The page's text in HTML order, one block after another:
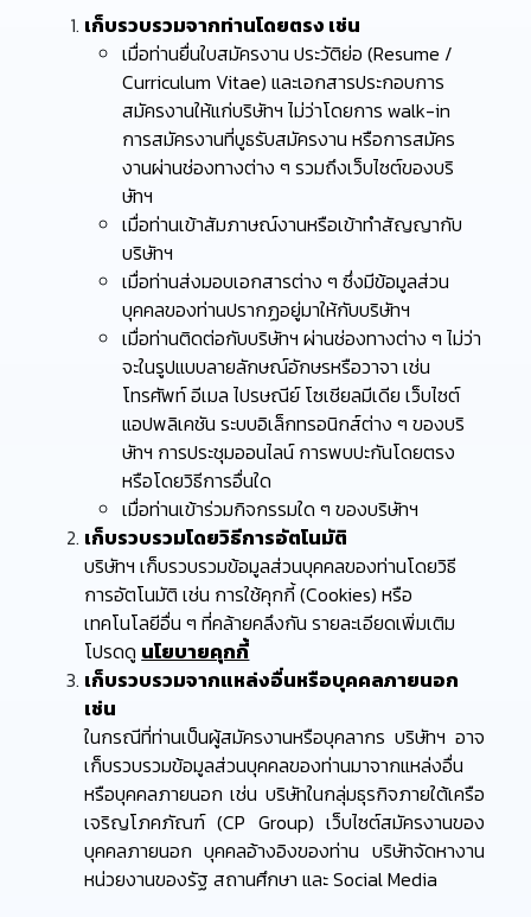
เก็บรวบรวมจากท่านโดยตรง เช่น
เมื่อท่านยื่นใบสมัครงาน ประวัติย่อ (Resume /
Curriculum Vitae) และเอกสารประกอบการ
สมัครงานให้แก่บริษัทฯ ไม่ว่าโดยการ walk-in
การสมัครงานที่บูธรับสมัครงาน หรือการสมัคร
งานผ่านช่องทางต่าง ๆ รวมถึงเว็บไซต์ของบริ
ษัทฯ
เมื่อท่านเข้าสัมภาษณ์งานหรือเข้าทำสัญญากับ
บริษัทฯ
เมื่อท่านส่งมอบเอกสารต่าง ๆ ซึ่งมีข้อมูลส่วน
บุคคลของท่านปรากฏอยู่มาให้กับบริษัทฯ
เมื่อท่านติดต่อกับบริษัทฯ ผ่านช่องทางต่าง ๆ ไม่ว่า
จะในรูปแบบลายลักษณ์อักษรหรือวาจา เช่น
โทรศัพท์ อีเมล ไปรษณีย์ โซเชียลมีเดีย เว็บไซต์
แอปพลิเคชัน ระบบอิเล็กทรอนิกส์ต่าง ๆ ของบริ
ษัทฯ การประชุมออนไลน์ การพบปะกันโดยตรง
หรือโดยวิธีการอื่นใด
เมื่อท่านเข้าร่วมกิจกรรมใด ๆ ของบริษัทฯ
เก็บรวบรวมโดยวิธีการอัตโนมัติ
บริษัทฯ เก็บรวบรวมข้อมูลส่วนบุคคลของท่านโดยวิธี
การอัตโนมัติ เช่น การใช้คุกกี้ (Cookies) หรือ
เทคโนโลยีอื่น ๆ ที่คล้ายคลึงกัน รายละเอียดเพิ่มเติม
โปรดดู นโยบายคุกกี้
เก็บรวบรวมจากแหล่งอื่นหรือบุคคลภายนอก
เช่น
ในกรณีที่ท่านเป็นผู้สมัครงานหรือบุคลากร บริษัทฯ อาจ
เก็บรวบรวมข้อมูลส่วนบุคคลของท่านมาจากแหล่งอื่น
หรือบุคคลภายนอก เช่น บริษัทในกลุ่มธุรกิจภายใต้เครือ
เจริญโภคภัณฑ์ (CP Group) เว็บไซต์สมัครงานของ
บุคคลภายนอก บุคคลอ้างอิงของท่าน บริษัทจัดหางาน
หน่วยงานของรัฐ สถานศึกษา และ Social Media